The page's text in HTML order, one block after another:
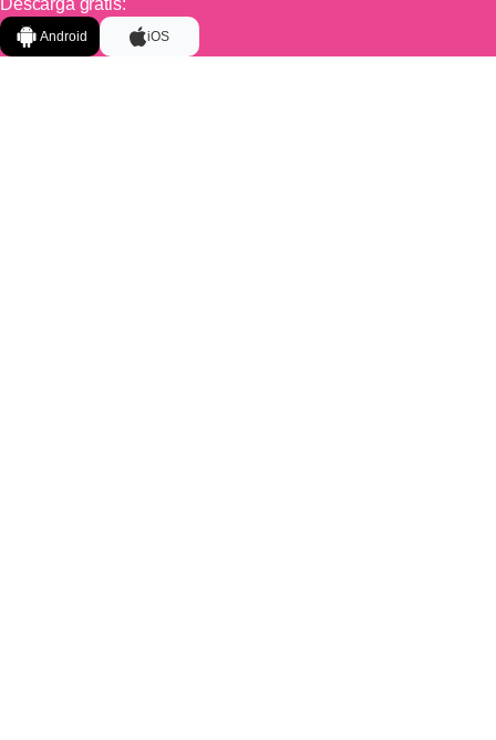
Android iOS